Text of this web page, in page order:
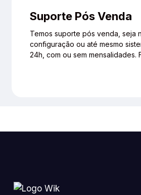
Suporte Pós Venda
Temos suporte pós venda, seja
configuração ou até mesmo
24h, com ou sem mensalidades.